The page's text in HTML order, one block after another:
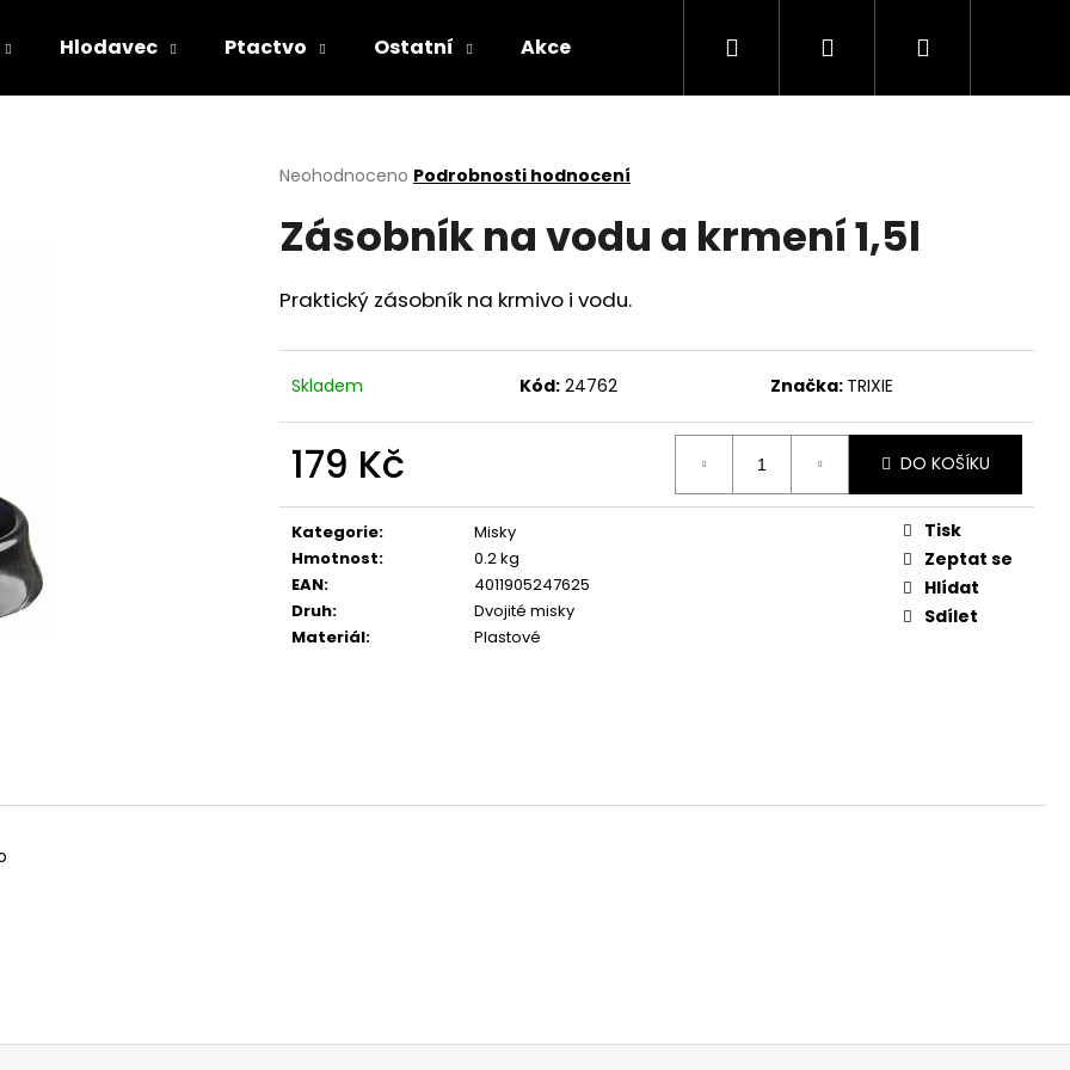
Hlodavec Ptactvo Ostatní Akce Kontakty
Hledat PřihlášeníNákupní
Průměrné
produktu
je
z
5
Neohodnoceno Podrobnosti hodnocení
Zásobník na vodu a krmení 1,5l
Praktický zásobník na krmivo i vodu.
Skladem Kód: 24762 Značka: TRIXIE
179 Kč
cena:
DO KOŠÍKU
Kategorie:
Misky
Hmotnost:
0.2 kg
EAN:
4011905247625
Druh:
Dvojité misky
Materiál: Plastové
Tisk
Zeptat se
Hlídat
Sdílet
HLEDAT
Následující
JOY DOG YUMMY CHICKEN
SALMON TREAT 100G
Kč
CALIBRA JOY DOG YUMMY TUNA TREAT